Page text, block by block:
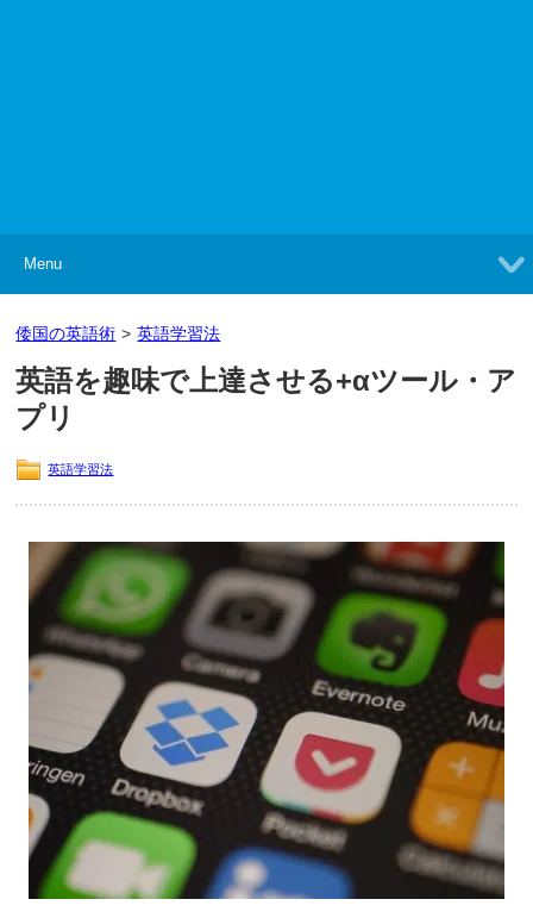
Menu
倭国の英語術 > 英語学習法
英語を趣味で上達させる+αツール・ア
プリ
英語学習法